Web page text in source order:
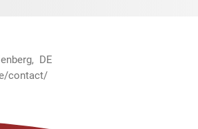
DE
contact/